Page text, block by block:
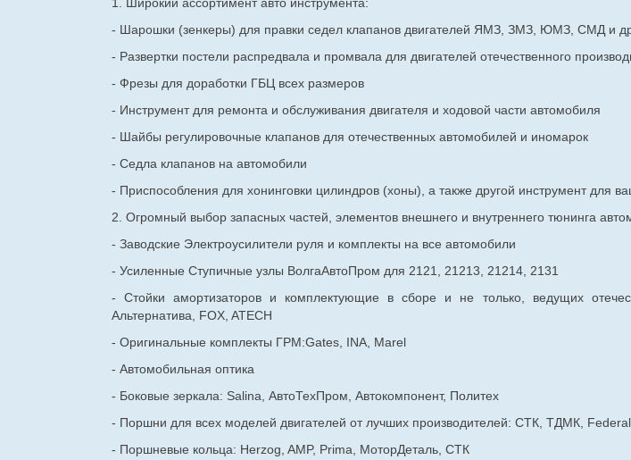
- Шарошки (зенкеры) для правки седел клапанов двигателей ЯМЗ, ЗМЗ, ЮМЗ, СМД и
- Развертки постели распредвала и промвала для двигателей отечественного
- Фрезы для доработки ГБЦ всех размеров
- Инструмент для ремонта и обслуживания двигателя и ходовой части автомобиля
- Шайбы регулировочные клапанов для отечественныхавтомобилей и иномарок
- Седла клапанов на автомобили
- Приспособления для хонинговки цилиндров (хоны), а также другой инструмент для
2. Огромный выбор запасных частей, элементов внешнего и внутреннего тюнинга
- Заводские Электроусилители руля и комплекты на все автомобили
- Усиленные Ступичные узлы ВолгаАвтоПром для 2121, 21213, 21214, 2131
- Стойки амортизаторов и комплектующие в сборе и не только, ведущих
Альтернатива, FOX, ATECH
- Оригинальные комплекты ГРМ:Gates, INA, Marel
- Автомобильная оптика
- Боковые зеркала: Salina, АвтоТехПром, Автокомпонент, Политех
- Поршни для всех моделей двигателей от лучших производителей: СТК, ТДМК,
- Поршневые кольца: Herzog, AMP, Prima, МоторДеталь, СТК